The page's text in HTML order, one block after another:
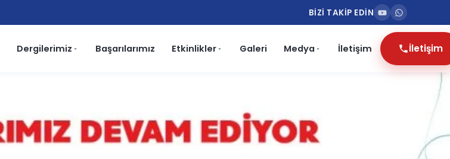
BİZİ TAKİP EDİN
Dergilerimiz Başarılarımız Etkinlikler Galeri Medya İletişim İletişim